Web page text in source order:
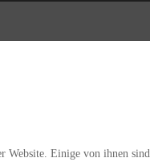
Website. Einige von ihnen